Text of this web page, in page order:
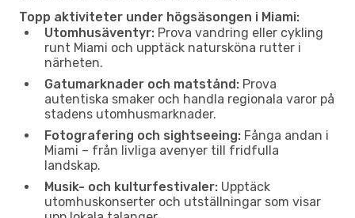
Topp aktiviteter under högsäsongen i Miami:
Utomhusäventyr: Prova vandring eller cykling
runt Miami och upptäck natursköna rutter i
närheten.
Gatumarknader och matstånd: Prova
autentiska smaker och handla regionala varor på
stadens utomhusmarknader.
Fotografering och sightseeing: Fånga andan i
Miami – från livliga avenyer till fridfulla
landskap.
Musik- och kulturfestivaler: Upptäck
utomhuskonserter och utställningar som visar